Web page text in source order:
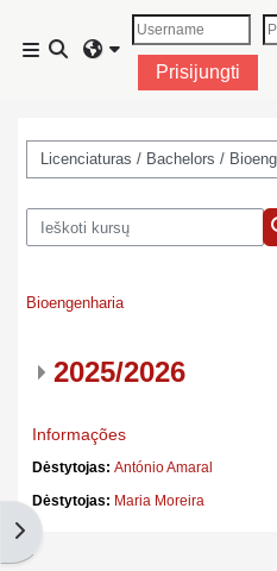
Šoninis skydelis
Perjungti paieškos įvestį
Prisijungti
Atidaryti blokus
Kursų kategorijos
Ieškoti kursų
Bioengenharia
2025/2026
Informações
Dėstytojas: António Amaral
Dėstytojas: Maria Moreira